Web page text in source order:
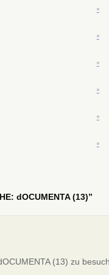
dOCUMENTA (13)”
(13) zu